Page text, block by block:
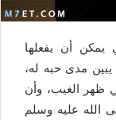
أن يفعلها
مدى حبه له،
ظهر الغيب، وأن
الله عليه وسلم